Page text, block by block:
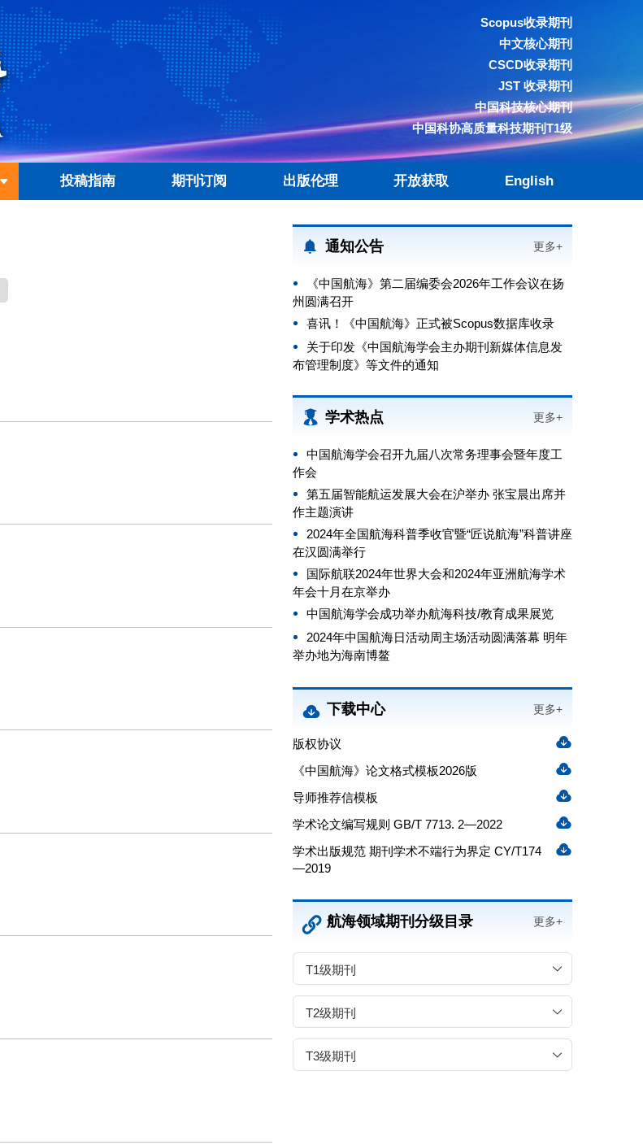
Scopus收录期刊
中文核心期刊
CSCD收录期刊
JST 收录期刊
中国科技核心期刊
中国科协高质量科技期刊T1级
投稿指南 期刊订阅 出版伦理 开放获取 English
通知公告 更多+
《中国航海》第二届编委会2026年工作会议在扬
州圆满召开
喜讯！《中国航海》正式被Scopus数据库收录
关于印发《中国航海学会主办期刊新媒体信息发
布管理制度》等文件的通知
学术热点 更多+
中国航海学会召开九届八次常务理事会暨年度工
作会
第五届智能航运发展大会在沪举办 张宝晨出席并
作主题演讲
2024年全国航海科普季收官暨“匠说航海”科普讲座
在汉圆满举行
国际航联2024年世界大会和2024年亚洲航海学术
年会十月在京举办
中国航海学会成功举办航海科技/教育成果展览
2024年中国航海日活动周主场活动圆满落幕 明年
举办地为海南博鳌
下载中心 更多+
版权协议
《中国航海》论文格式模板2026版
导师推荐信模板
学术论文编写规则 GB/T 7713. 2—2022
学术出版规范 期刊学术不端行为界定 CY/T174
—2019
航海领域期刊分级目录 更多+
T1级期刊
T2级期刊
T3级期刊